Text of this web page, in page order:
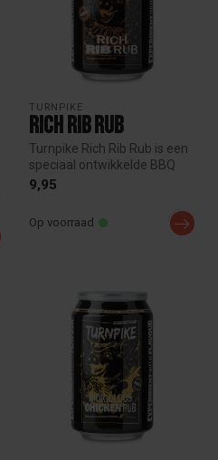
TURNPIKE
Rich Rib Rub
Turnpike Rich Rib Rub is een
speciaal ontwikkelde BBQ
rub voor spareribs, maar v...
9,95
Op voorraad